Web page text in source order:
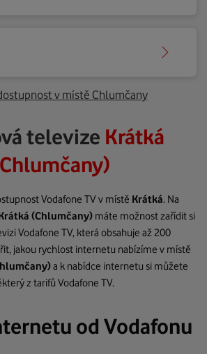
v místě Chlumčany
televize Krátká
Vodafone TV v místě Krátká. Na
(Chlumčany) máte možnost zařídit si
Vodafone TV, která obsahuje až 200
jakou rychlost internetu nabízíme v místě
a k nabídce internetu si můžete
z tarifů Vodafone TV.
od Vodafonu